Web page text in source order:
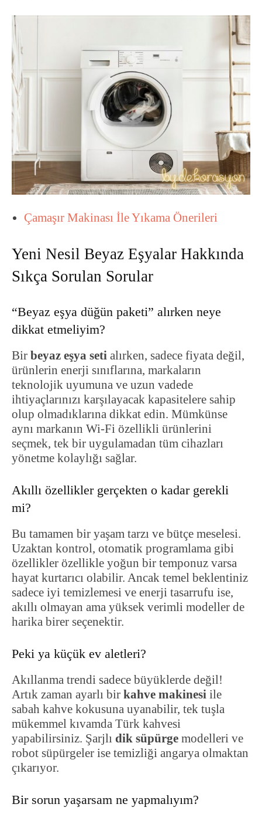
Çamaşır Makinası İle Yıkama Önerileri
Yeni Nesil Beyaz Eşyalar Hakkında
Sıkça Sorulan Sorular
“Beyaz eşya düğün paketi” alırken neye
dikkat etmeliyim?
Bir beyaz eşya seti alırken, sadece fiyata değil,
ürünlerin enerji sınıflarına, markaların
teknolojik uyumuna ve uzun vadede
ihtiyaçlarınızı karşılayacak kapasitelere sahip
olup olmadıklarına dikkat edin. Mümkünse
aynı markanın Wi-Fi özellikli ürünlerini
seçmek, tek bir uygulamadan tüm cihazları
yönetme kolaylığı sağlar.
Akıllı özellikler gerçekten o kadar gerekli
mi?
Bu tamamen bir yaşam tarzı ve bütçe meselesi.
Uzaktan kontrol, otomatik programlama gibi
özellikler özellikle yoğun bir temponuz varsa
hayat kurtarıcı olabilir. Ancak temel beklentiniz
sadece iyi temizlemesi ve enerji tasarrufu ise,
akıllı olmayan ama yüksek verimli modeller de
harika birer seçenektir.
Peki ya küçük ev aletleri?
Akıllanma trendi sadece büyüklerde değil!
Artık zaman ayarlı bir kahve makinesi ile
sabah kahve kokusuna uyanabilir, tek tuşla
mükemmel kıvamda Türk kahvesi
yapabilirsiniz. Şarjlı dik süpürge modelleri ve
robot süpürgeler ise temizliği angarya olmaktan
çıkarıyor.
Bir sorun yaşarsam ne yapmalıyım?